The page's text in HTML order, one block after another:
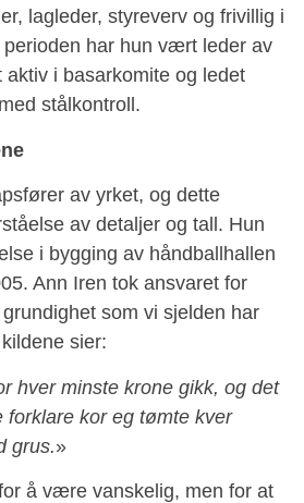
lagleder, styreverv og frivillig i
perioden har hun vært leder av
i basarkomite og ledet
stålkontroll.
av yrket, og dette
av detaljer og tall. Hun
i bygging av håndballhallen
Ann Iren tok ansvaret for
som vi sjelden har
sier:
hver minste krone gikk, og det
forklare kor eg tømte kver
grus.»
å være vanskelig, men for at